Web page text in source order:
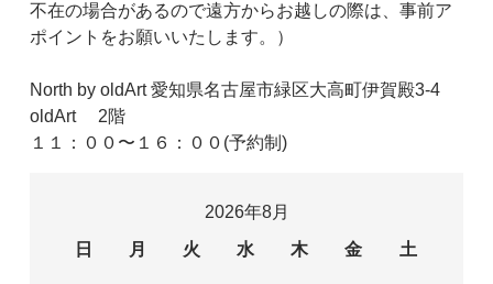
不在の場合があるので遠方からお越しの際は、事前ア
ポイントをお願いいたします。）
North by oldArt 愛知県名古屋市緑区大高町伊賀殿3-4
oldArt 2階
１１：００〜１６：００(予約制)
2026年8月
日
月 火 水 木 金 土